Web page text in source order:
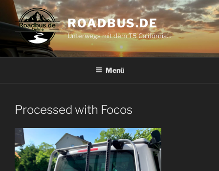
Zum
Inhalt
springen
ROADBUS.DE
Unterwegs mit dem T5 California…
Menü
Processed with Focos